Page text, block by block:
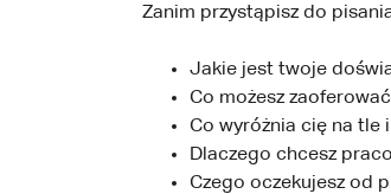
Zanim przystąpisz do
Jakie jest twoje
Co możesz
Co wyróżnia cię na tle
Dlaczego chcesz
Czego oczekujesz od